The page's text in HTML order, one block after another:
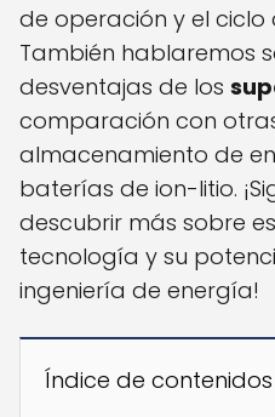
de operación y el
También hablaremos
desventajas de los
comparación con
almacenamiento de
baterías de ion-litio.
descubrir más sobre
tecnología y su
ingeniería de energía!
Índice de contenidos